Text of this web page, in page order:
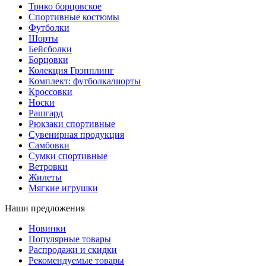
Трико борцовское
Спортивные костюмы
Футболки
Шорты
Бейсболки
Борцовки
Колекция Грэпплинг
Комплект: футболка/шорты
Кроссовки
Носки
Рашгард
Рюкзаки спортивные
Сувенирная продукция
Самбовки
Сумки спортивные
Ветровки
Жилеты
Мягкие игрушки
Наши предложения
Новинки
Популярные товары
Распродажи и скидки
Рекомендуемые товары